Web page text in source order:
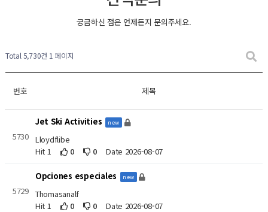
궁금하신 점은 언제든지 문의주세요.
Total 5,730건 1 페이지
번호 제목
5730
Jet Ski Activities new
Lloydflibe
Hit 1
0 0 Date 2026-08-07
5729
Opciones especiales new
Thomasanalf
Hit 1
0 0 Date 2026-08-07